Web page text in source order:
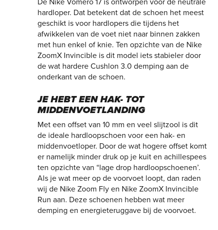
hardloper. Dat betekent dat de schoen het meest
geschikt is voor hardlopers die tijdens het
afwikkelen van de voet niet naar binnen zakken
met hun enkel of knie. Ten opzichte van de Nike
ZoomX Invincible is dit model iets stabieler door
de wat hardere Cushlon 3.0 demping aan de
onderkant van de schoen.
JE HEBT EEN HAK- TOT
MIDDENVOETLANDING
Met een offset van 10 mm en veel slijtzool is dit
de ideale hardloopschoen voor een hak- en
middenvoetloper. Door de wat hogere offset komt
er namelijk minder druk op je kuit en achillespees
ten opzichte van “lage drop hardloopschoenen’.
Als je wat meer op de voorvoet loopt, dan raden
wij de Nike Zoom Fly en Nike ZoomX Invincible
Run aan. Deze schoenen hebben wat meer
demping en energieteruggave bij de voorvoet.